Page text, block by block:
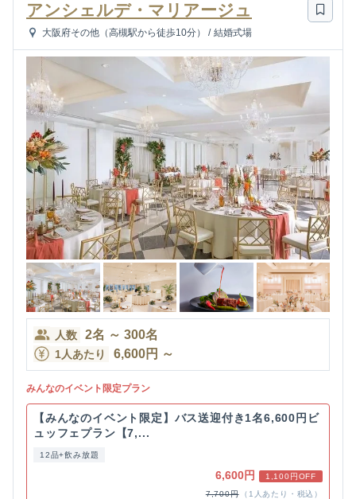
アンシェルデ・マリアージュ
大阪府その他（高槻駅から徒歩10分） / 結婚式場
人数 2名 ～ 300名
1人あたり 6,600円 ～
みんなのイベント限定プラン
【みんなのイベント限定】バス送迎付き1名6,600円ビ
ュッフェプラン【7,...
12品+飲み放題
6,600円
1,100円OFF
7,700円
（1人あたり・税込）